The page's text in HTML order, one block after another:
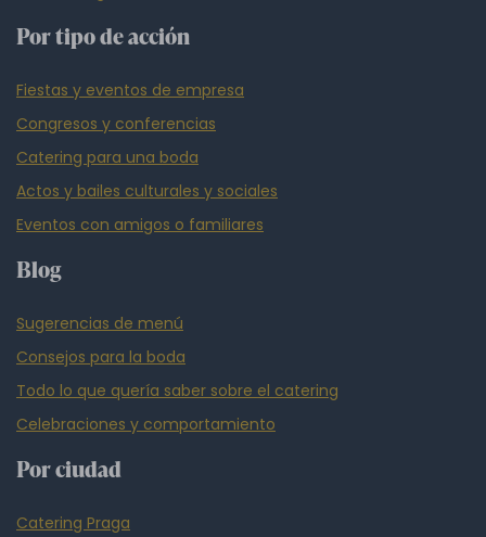
Por tipo de acción
Fiestas y eventos de empresa
Congresos y conferencias
Catering para una boda
Actos y bailes culturales y sociales
Eventos con amigos o familiares
Blog
Sugerencias de menú
Consejos para la boda
Todo lo que quería saber sobre el catering
Celebraciones y comportamiento
Por ciudad
Catering Praga